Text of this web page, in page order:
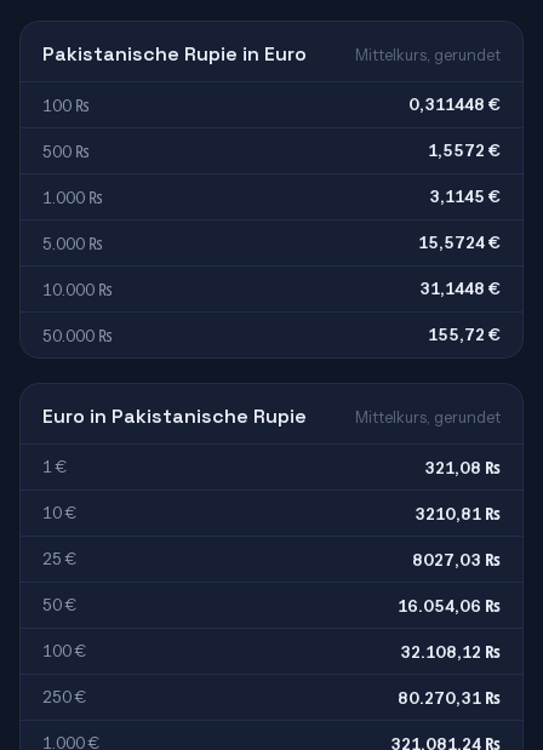
Pakistanische Rupie in Euro Mittelkurs, gerundet
100 ₨ 0,311448 €
500 ₨ 1,5572 €
1.000 ₨ 3,1145 €
5.000 ₨ 15,5724 €
10.000 ₨ 31,1448 €
50.000 ₨ 155,72 €
Euro in Pakistanische Rupie Mittelkurs, gerundet
1 € 321,08 ₨
10 € 3210,81 ₨
25 € 8027,03 ₨
50 € 16.054,06 ₨
100 € 32.108,12 ₨
250 € 80.270,31 ₨
1.000 € 321.081,24 ₨